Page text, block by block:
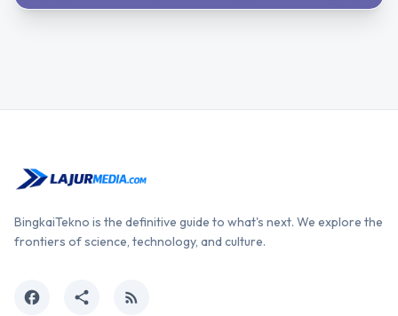
BingkaiTekno is the definitive guide to what's next. We explore the
frontiers of science, technology, and culture.
facebook share rss_feed